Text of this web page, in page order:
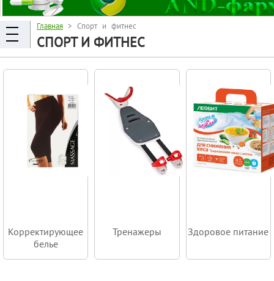
Главная > Спорт и фитнес
СПОРТ И ФИТНЕС
Корректирующее
белье
Тренажеры Здоровое питание